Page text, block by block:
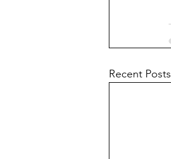
Recent Posts